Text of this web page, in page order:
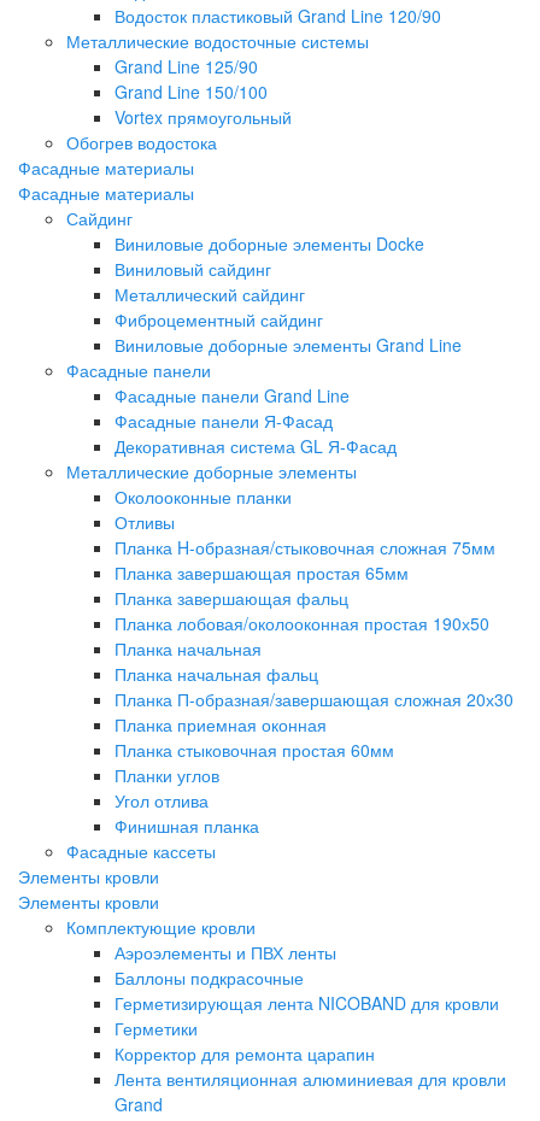
Водосток пластиковый Grand Line 120/90
Металлические водосточные системы
Grand Line 125/90
Grand Line 150/100
Vortex прямоугольный
Обогрев водостока
Фасадные материалы
Фасадные материалы
Сайдинг
Виниловые доборные элементы Docke
Виниловый сайдинг
Металлический сайдинг
Фиброцементный сайдинг
Виниловые доборные элементы Grand Line
Фасадные панели
Фасадные панели Grand Line
Фасадные панели Я-Фасад
Декоративная система GL Я-Фасад
Металлические доборные элементы
Околооконные планки
Отливы
Планка H-образная/стыковочная сложная 75мм
Планка завершающая простая 65мм
Планка завершающая фальц
Планка лобовая/околооконная простая 190х50
Планка начальная
Планка начальная фальц
Планка П-образная/завершающая сложная 20х30
Планка приемная оконная
Планка стыковочная простая 60мм
Планки углов
Угол отлива
Финишная планка
Фасадные кассеты
Элементы кровли
Элементы кровли
Комплектующие кровли
Аэроэлементы и ПВХ ленты
Баллоны подкрасочные
Герметизирующая лента NICOBAND для кровли
Герметики
Корректор для ремонта царапин
Лента вентиляционная алюминиевая для кровли
Grand